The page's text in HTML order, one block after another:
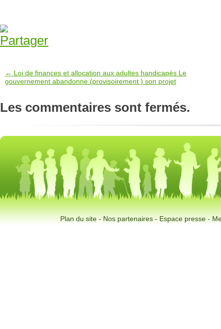
← Loi de finances et allocation aux adultes handicapés Le
gouvernement abandonne (provisoirement ) son projet
Les commentaires sont fermés.
Plan du site-Nos partenaires-Espace presse-